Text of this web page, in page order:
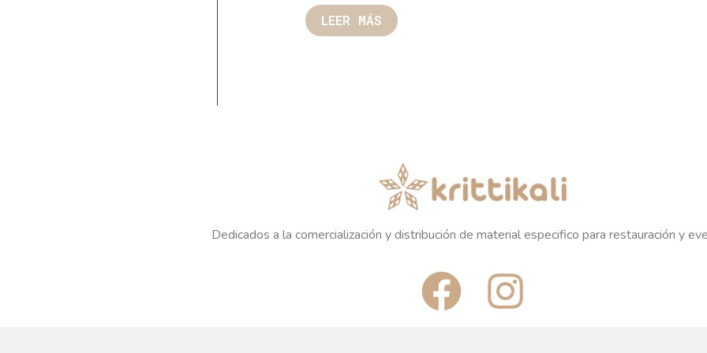
LEER MÁS
Dedicados a la comercialización y distribución de material especifico para restauración y
F
a
I
n